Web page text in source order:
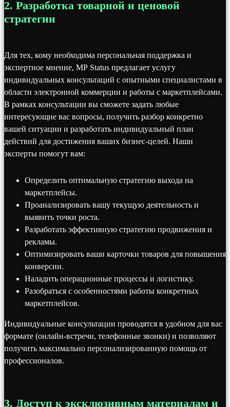
2. Разработка товарной и ценовой
стратегии
Для тех, кому необходима персональная поддержка и
экспертное мнение, MP Status предлагает услугу
индивидуальных консультаций с опытными специалистами в
области электронной коммерции и работы с маркетплейсами.
В рамках консультации вы сможете задать любые
интересующие вас вопросы, получить разбор конкретно
вашей ситуации и разработать индивидуальный план
действий для достижения ваших бизнес-целей. Наши
эксперты помогут вам:
Определить оптимальную стратегию выхода на
маркетплейсы.
Проанализировать вашу текущую деятельность и
выявить точки роста.
Разработать эффективную стратегию продвижения и
рекламы.
Оптимизировать ваши карточки товаров для повышения
конверсии.
Наладить операционные процессы и логистику.
Разобраться с особенностями работы конкретных
маркетплейсов.
Индивидуальные консультации проводятся в удобном для вас
формате (онлайн-встречи, телефонные звонки) и позволяют
получить максимально персонализированную помощь от
профессионалов.
3. Доступ к эксклюзивным материалам и